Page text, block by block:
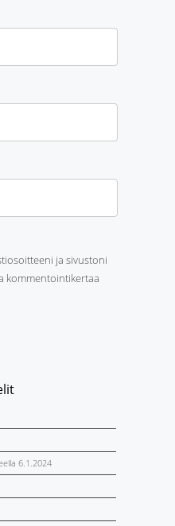
ja sivustoni
kommentointikertaa
6.1.2024